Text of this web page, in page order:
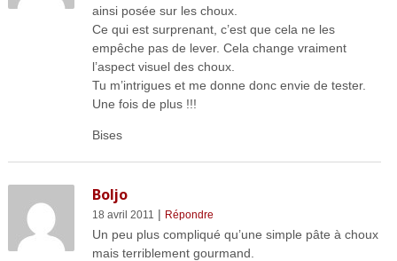
ainsi posée sur les choux.
Ce qui est surprenant, c’est que cela ne les
empêche pas de lever. Cela change vraiment
l’aspect visuel des choux.
Tu m’intrigues et me donne donc envie de tester.
Une fois de plus !!!
Bises
Boljo
18 avril 2011 | Répondre
Un peu plus compliqué qu’une simple pâte à choux
mais terriblement gourmand.